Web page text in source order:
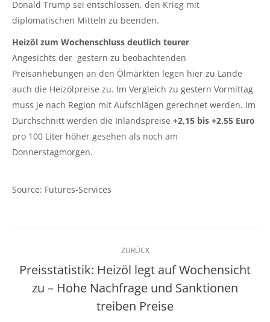
Donald Trump sei entschlossen, den Krieg mit
diplomatischen Mitteln zu beenden.
Heizöl zum Wochenschluss deutlich teurer
Angesichts der gestern zu beobachtenden
Preisanhebungen an den Ölmärkten legen hier zu Lande
auch die Heizölpreise zu. Im Vergleich zu gestern Vormittag
muss je nach Region mit Aufschlägen gerechnet werden. Im
Durchschnitt werden die Inlandspreise +2,15 bis +2,55 Euro
pro 100 Liter höher gesehen als noch am
Donnerstagmorgen.
Source: Futures-Services
Kommentarnavigation
ZURÜCK
Vorheriger
Beitrag:
Preisstatistik: Heizöl legt auf Wochensicht
zu – Hohe Nachfrage und Sanktionen
treiben Preise